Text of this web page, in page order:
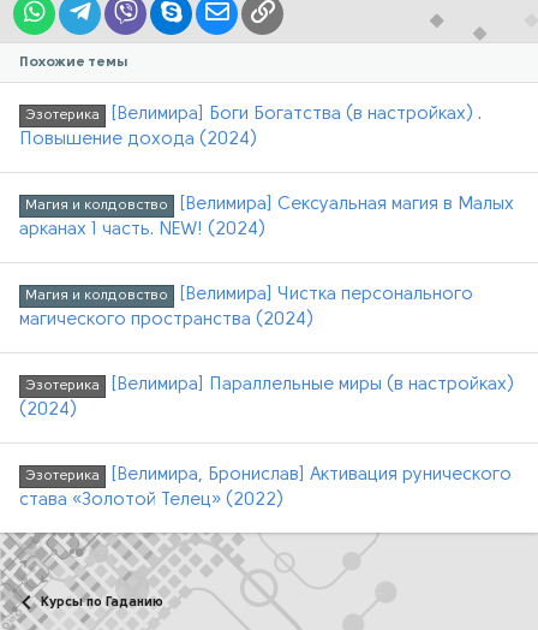
WhatsAppTelegram
ViberSkypeЭлектронная почта
Ссылка
Похожие темы
Эзотерика
[Велимира] Боги Богатства (в настройках) .
Повышение дохода (2024)
Магия и колдовство
[Велимира] Сексуальная магия в Малых
арканах 1 часть. NEW! (2024)
Магия и колдовство
[Велимира] Чистка персонального
магического пространства (2024)
Эзотерика
[Велимира] Параллельные миры (в настройках)
(2024)
Эзотерика
[Велимира, Бронислав] Активация рунического
става «Золотой Телец» (2022)
Курсы по Гаданию